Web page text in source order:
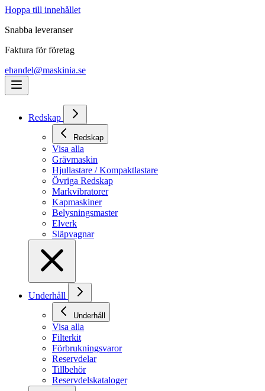
Hoppa till innehållet
Snabba leveranser
Faktura för företag
ehandel@maskinia.se
Redskap
Redskap
Visa alla
Grävmaskin
Hjullastare / Kompaktlastare
Övriga Redskap
Markvibratorer
Kapmaskiner
Belysningsmaster
Elverk
Släpvagnar
Underhåll
Underhåll
Visa alla
Filterkit
Förbrukningsvaror
Reservdelar
Tillbehör
Reservdelskataloger